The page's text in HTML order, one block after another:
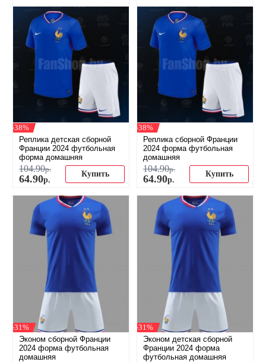
-38%
Реплика детская сборной
Франции 2024 футбольная
форма домашняя
104.90р.
64.90р.
Купить
-38%
Реплика сборной Франции
2024 форма футбольная
домашняя
104.90р.
64.90р.
Купить
-31%
Эконом сборной Франции
2024 форма футбольная
домашняя
-31%
Эконом детская сборной
Франции 2024 форма
футбольная домашняя